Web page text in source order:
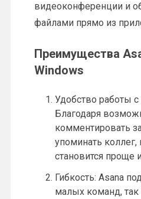
видеоконференции и
файлами прямо из
Преимущества
Windows
Удобство работы
Благодаря
комментировать
упоминать
становится проще
Гибкость: Asana
малых команд,